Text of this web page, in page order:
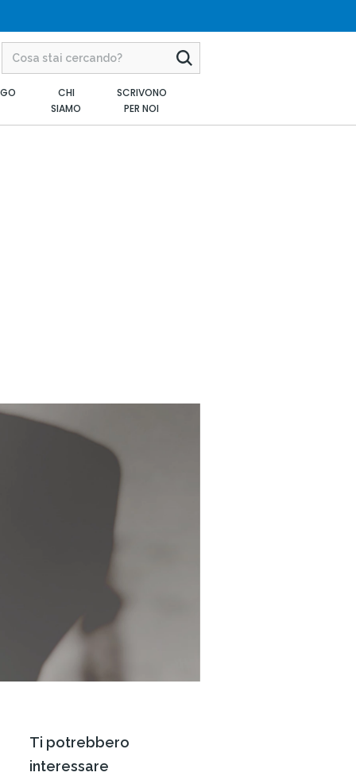
CHI
SIAMO
SCRIVONO
PER NOI
Ti potrebbero
interessare